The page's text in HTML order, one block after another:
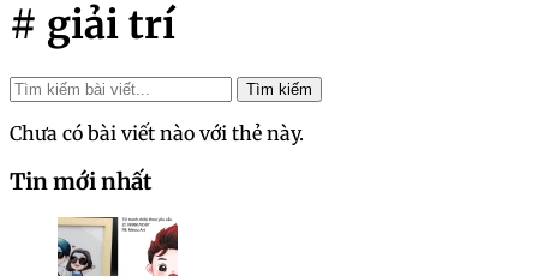
# giải trí
Tìm kiếm
Chưa có bài viết nào với thẻ này.
Tin mới nhất